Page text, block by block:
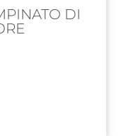
DI